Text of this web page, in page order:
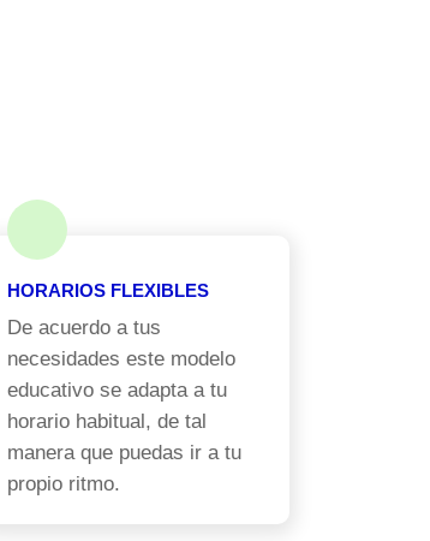
HORARIOS FLEXIBLES
De acuerdo a tus
necesidades este modelo
educativo se adapta a tu
horario habitual, de tal
manera que puedas ir a tu
propio ritmo.